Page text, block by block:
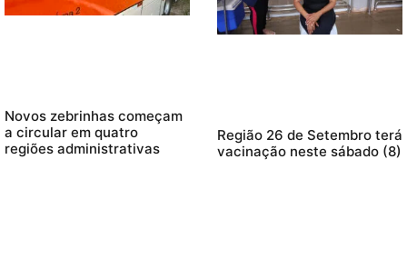
Novos zebrinhas começam
a circular em quatro
regiões administrativas
Região 26 de Setembro terá
vacinação neste sábado (8)